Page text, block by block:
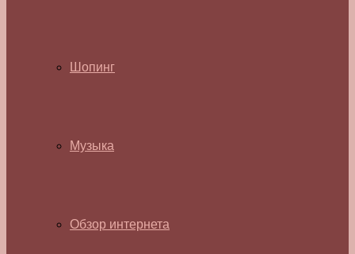
Шопинг
Музыка
Обзор интернета